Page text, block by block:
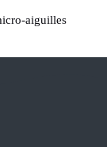
aiguilles